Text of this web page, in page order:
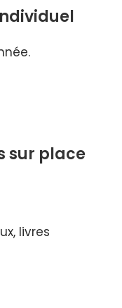
sur place
livres